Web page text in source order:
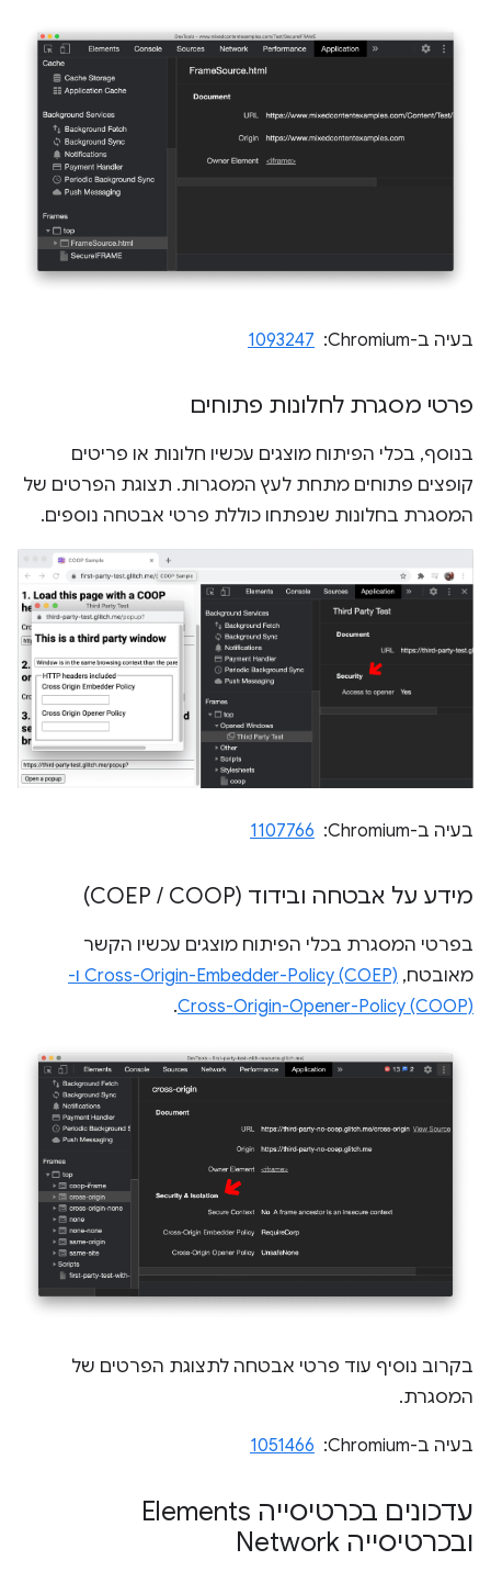
בעיה ב-Chromium: ‏ 1093247
פרטי מסגרת לחלונות פתוחים
בנוסף, בכלי הפיתוח מוצגים עכשיו חלונות או פריטים
קופצים פתוחים מתחת לעץ המסגרות. תצוגת הפרטים של
המסגרת בחלונות שנפתחו כוללת פרטי אבטחה נוספים.
בעיה ב-Chromium: ‏ 1107766
מידע על אבטחה ובידוד (COEP / COOP)
בפרטי המסגרת בכלי הפיתוח מוצגים עכשיו הקשר
מאובטח,
Cross-Origin-Embedder-Policy (COEP) ו-
Cross-Origin-Opener-Policy (COOP)
.
בקרוב נוסיף עוד פרטי אבטחה לתצוגת הפרטים של
המסגרת.
בעיה ב-Chromium: ‏ 1051466
עדכונים בכרטיסייה Elements
ובכרטיסייה Network